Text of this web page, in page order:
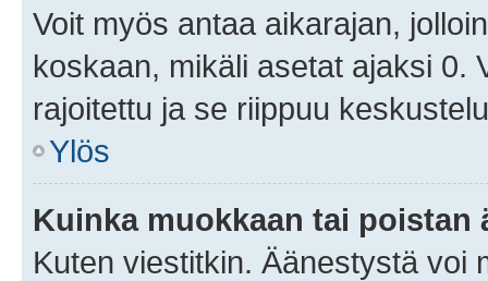
Voit myös antaa aikarajan,
koskaan, mikäli asetat ajaksi 0.
rajoitettu ja se riippuu
Ylös
Kuinka muokkaan tai poistan
Kuten viestitkin. Äänestystä voi